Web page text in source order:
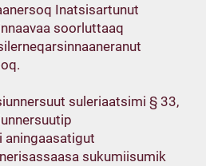
Inatsisartunut
soorluttaaq
suleriaatsimi § 33,
aningaasatigut
sukumiisumik